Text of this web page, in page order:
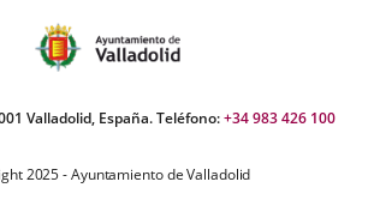
Valladolid, España. Teléfono:+34 983 426 100
2025 - Ayuntamiento de Valladolid